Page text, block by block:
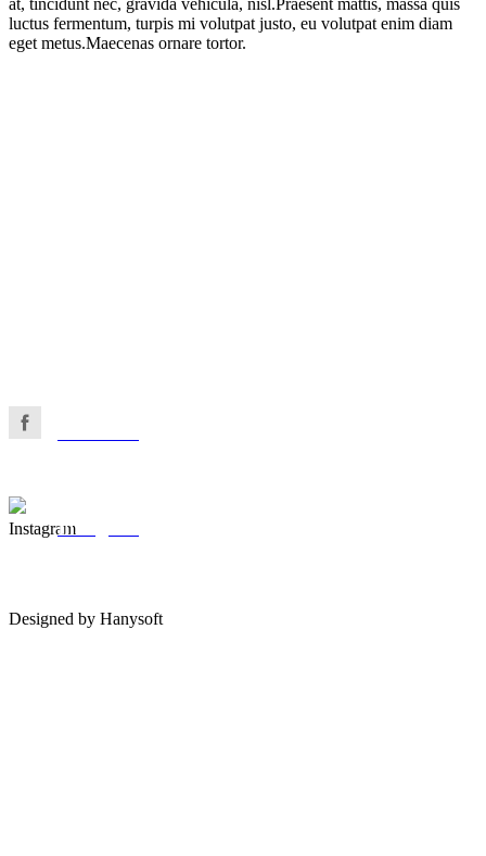
luctus fermentum, turpis mi volutpat justo, eu volutpat enim diam
eget metus.Maecenas ornare tortor.
Instagram
Designed by Hanysoft